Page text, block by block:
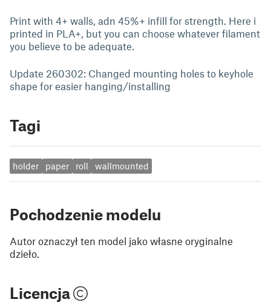
Print with 4+ walls, adn 45%+ infill for strength. Here i
printed in PLA+, but you can choose whatever filament
you believe to be adequate.
Update 260302: Changed mounting holes to keyhole
shape for easier hanging/installing
Tagi
holder paper roll wallmounted
Pochodzenie modelu
Autor oznaczył ten model jako własne oryginalne
dzieło.
Licencja